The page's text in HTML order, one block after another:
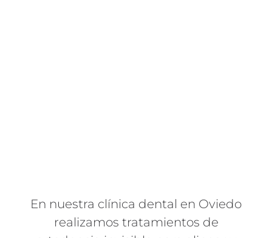
En nuestra clínica dental en Oviedo
realizamos tratamientos de